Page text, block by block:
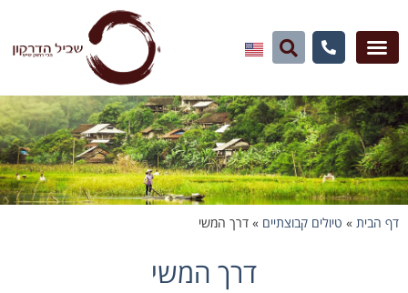
דף הבית » טיולים קבוצתיים » דרך המשי
דרך המשי